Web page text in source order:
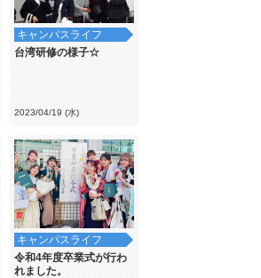
キャンパスライフ
台湾研修の様子☆
2023/04/19 (水)
キャンパスライフ
令和4年度卒業式が行わ
れました。